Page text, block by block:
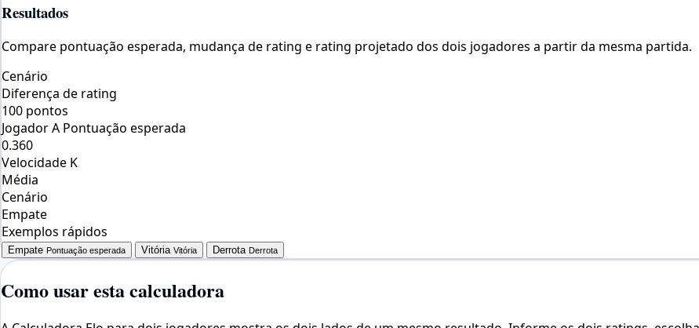
Resultados
Compare pontuação esperada, mudança de rating e rating projetado dos dois jogadores a partir da mesma partida.
Cenário
Diferença de rating
100 pontos
Jogador A Pontuação esperada
0.360
Velocidade K
Média
Cenário
Empate
Exemplos rápidos
Empate Pontuação esperada Vitória Vitória Derrota Derrota
Como usar esta calculadora